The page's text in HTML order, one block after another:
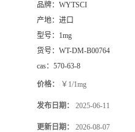
品牌： WYTSCI
产地： 进口
型号： 1mg
货号： WT-DM-B00764
cas： 570-63-8
价格： ￥1/1mg
发布日期： 2025-06-11
更新日期： 2026-08-07